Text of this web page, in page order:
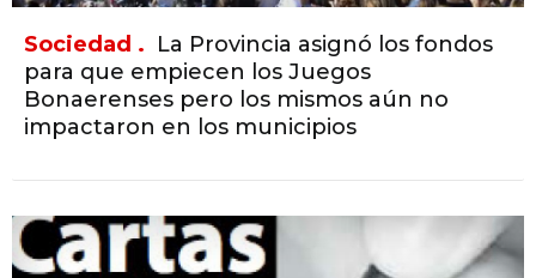
Sociedad . La Provincia asignó los fondos
para que empiecen los Juegos
Bonaerenses pero los mismos aún no
impactaron en los municipios